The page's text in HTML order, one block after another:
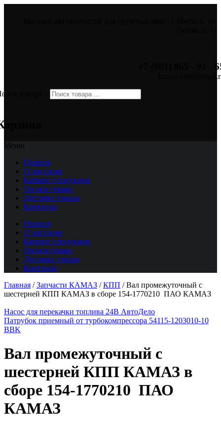
+7 (901) 865 - 91 -
товара ...
Меню
Главная
О магазине
Каталог продукции
Оплата товара
Доставка товара
Контакты
Главная
О магазине
Каталог продукции
Оплата товара
Доставка товара
Контакты
Главная / Запчасти КАМАЗ / КПП /Вал промежуточный с
шестерней КПП КАМАЗ в сборе 154-1770210 ПАО КАМАЗ
Насос для перекачки топлива 24В АвтоДело
Патрубок приемный от турбокомпрессора 54115-1203010-10
BBK
Вал промежуточный с
шестерней КПП КАМАЗ в
сборе 154-1770210 ПАО
КАМАЗ